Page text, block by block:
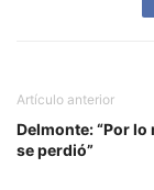
Artículo anterior
Delmonte: “Por lo
se perdió”